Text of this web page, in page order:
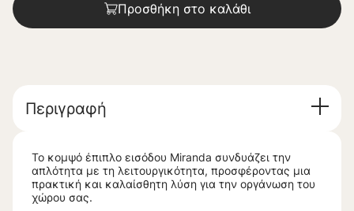
Προσθήκη στο καλάθι
Περιγραφή
Το κομψό έπιπλο εισόδου Miranda συνδυάζει την
απλότητα με τη λειτουργικότητα, προσφέροντας μια
πρακτική και καλαίσθητη λύση για την οργάνωση του
χώρου σας.